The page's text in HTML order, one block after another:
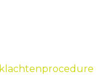
klachtenprocedure